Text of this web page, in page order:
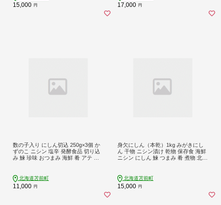
15,000 円 17,000 円
数の子入り にしん切込 250g×3個 か
ずのこ ニシン 塩辛 発酵食品 切り込
み 鰊 珍味 おつまみ 海鮮 肴 アテ お
北海道苫前町
11,000 円
身欠にしん（本乾）1kg みがきにし
ん 干物 ニシン漬け 乾物 保存食 海鮮
ニシン にしん 鰊 つまみ 肴 煮物 北海
北海道苫前町
15,000 円